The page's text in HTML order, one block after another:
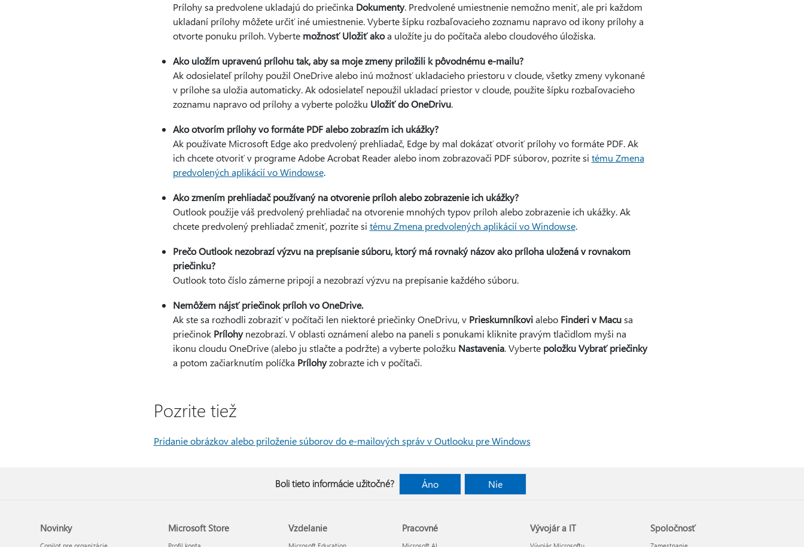
Prílohy sa predvolene ukladajú do priečinka Dokumenty. Predvolené umiestnenie nemožno meniť, ale pri každom
ukladaní prílohy môžete určiť iné umiestnenie. Vyberte šípku rozbaľovacieho zoznamu napravo od ikony prílohy a
otvorte ponuku príloh. Vyberte možnosť Uložiť akoa uložíte ju do počítača alebo cloudového úložiska.
Ako uložím upravenú prílohu tak, aby sa moje zmeny priložili k pôvodnému e-mailu?
Ak odosielateľ prílohy použil OneDrive alebo inú možnosť ukladacieho priestoru v cloude, všetky zmeny vykonané
v prílohe sa uložia automaticky. Ak odosielateľ nepoužil ukladací priestor v cloude, použite šípku rozbaľovacieho
zoznamu napravo od prílohy a vyberte položku Uložiť do OneDrivu.
Ako otvorím prílohy vo formáte PDF alebo zobrazím ich ukážky?
Ak používate Microsoft Edge ako predvolený prehliadač, Edge by mal dokázať otvoriť prílohy vo formáte PDF. Ak
ich chcete otvoriť v programe Adobe Acrobat Reader alebo inom zobrazovači PDF súborov, pozrite si tému Zmena
predvolených aplikácií vo Windowse.
Ako zmením prehliadač používaný na otvorenie príloh alebo zobrazenie ich ukážky?
Outlook použije váš predvolený prehliadač na otvorenie mnohých typov príloh alebo zobrazenie ich ukážky. Ak
chcete predvolený prehliadač zmeniť, pozrite si tému Zmena predvolených aplikácií vo Windowse.
Prečo Outlook nezobrazí výzvu na prepísanie súboru, ktorý má rovnaký názov ako príloha uložená v rovnakom
priečinku?
Outlook toto číslo zámerne pripojí a nezobrazí výzvu na prepísanie každého súboru.
Nemôžem nájsť priečinok príloh vo OneDrive.
Ak ste sa rozhodli zobraziť v počítači len niektoré priečinky OneDrivu, v Prieskumníkovialebo Finderi v Macusa
priečinok Prílohynezobrazí. V oblasti oznámení alebo na paneli s ponukami kliknite pravým tlačidlom myši na
ikonu cloudu OneDrive (alebo ju stlačte a podržte) a vyberte položku Nastavenia. Vyberte položku Vybrať priečinky
a potom začiarknutím políčka Prílohyzobrazte ich v počítači.
Pozrite tiež
Pridanie obrázkov alebo priloženie súborov do e-mailových správ v Outlooku pre Windows
Boli tieto informácie užitočné? Áno Nie
Novinky Microsoft Store Vzdelanie Pracovné Vývojár a IT Spoločnosť